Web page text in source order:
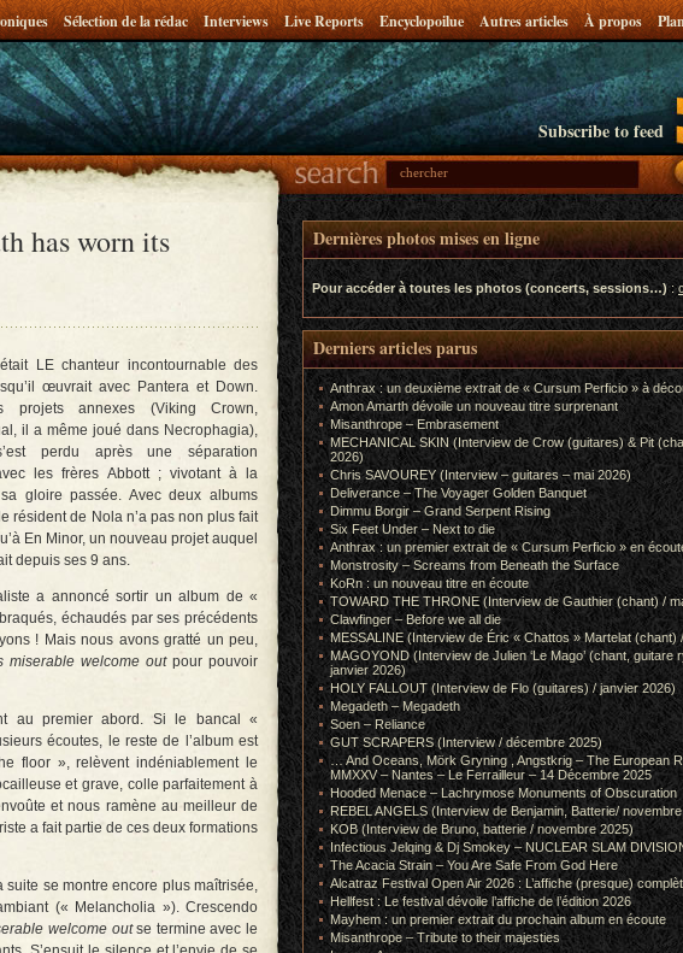
Sélection de la rédac Interviews Live Reports Encyclopoilue Autres articles À propos
Subscribe to feed
has worn its
LE chanteur incontournable des
œuvrait avec Pantera et Down.
projets annexes (Viking Crown,
il a même joué dans Necrophagia),
perdu après une séparation
les frères Abbott ; vivotant à la
gloire passée. Avec deux albums
résident de Nola n’a pas non plus fait
En Minor, un nouveau projet auquel
depuis ses 9 ans.
a annoncé sortir un album de «
échaudés par ses précédents
! Mais nous avons gratté un peu,
miserable welcome outpour pouvoir
au premier abord. Si le bancal «
écoutes, le reste de l’album est
floor », relèvent indéniablement le
et grave, colle parfaitement à
et nous ramène au meilleur de
a fait partie de ces deux formations
se montre encore plus maîtrisée,
(« Melancholia »). Crescendo
welcome outse termine avec le
Dernières photos mises en ligne
Pour accéder à toutes les photos (concerts, sessions…):
Derniers articles parus
Anthrax : un deuxième extrait de « Cursum Perficio » à
Amon Amarth dévoile un nouveau titre surprenant
Misanthrope – Embrasement
MECHANICAL SKIN (Interview de Crow (guitares) & Pit
2026)
Chris SAVOUREY (Interview – guitares – mai 2026)
Deliverance – The Voyager Golden Banquet
Dimmu Borgir – Grand Serpent Rising
Six Feet Under – Next to die
Anthrax : un premier extrait de « Cursum Perficio » en
Monstrosity – Screams from Beneath the Surface
KoRn : un nouveau titre en écoute
TOWARD THE THRONE (Interview de Gauthier (chant) /
Clawfinger – Before we all die
MESSALINE (Interview de Éric « Chattos » Martelat (chant)
MAGOYOND (Interview de Julien ‘Le Mago’ (chant, guitare
janvier 2026)
HOLY FALLOUT (Interview de Flo (guitares) / janvier 2026)
Megadeth – Megadeth
Soen – Reliance
GUT SCRAPERS (Interview / décembre 2025)
… And Oceans, Mörk Gryning , Angstkrig – The European
MMXXV – Nantes – Le Ferrailleur – 14 Décembre 2025
Hooded Menace – Lachrymose Monuments of Obscuration
REBEL ANGELS (Interview de Benjamin, Batterie/
KOB (Interview de Bruno, batterie / novembre 2025)
Infectious Jelqing & Dj Smokey – NUCLEAR SLAM
The Acacia Strain – You Are Safe From God Here
Alcatraz Festival Open Air 2026 : L’affiche (presque)
Hellfest : Le festival dévoile l’affiche de l’édition 2026
Mayhem : un premier extrait du prochain album en écoute
Misanthrope – Tribute to their majesties